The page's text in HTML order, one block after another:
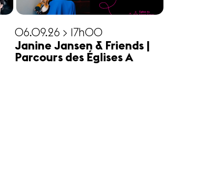
06.09.26 > 17h00
Janine Jansen & Friends |
Parcours des Églises A